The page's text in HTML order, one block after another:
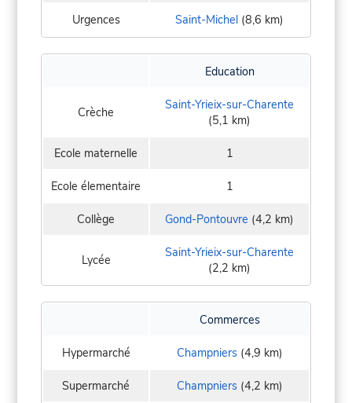
Urgences Saint-Michel (8,6 km)
Education
Crèche
Saint-Yrieix-sur-Charente
(5,1 km)
Ecole maternelle 1
Ecole élementaire 1
Collège Gond-Pontouvre (4,2 km)
Lycée
Saint-Yrieix-sur-Charente
(2,2 km)
Commerces
Hypermarché Champniers(4,9 km)
Supermarché Champniers(4,2 km)